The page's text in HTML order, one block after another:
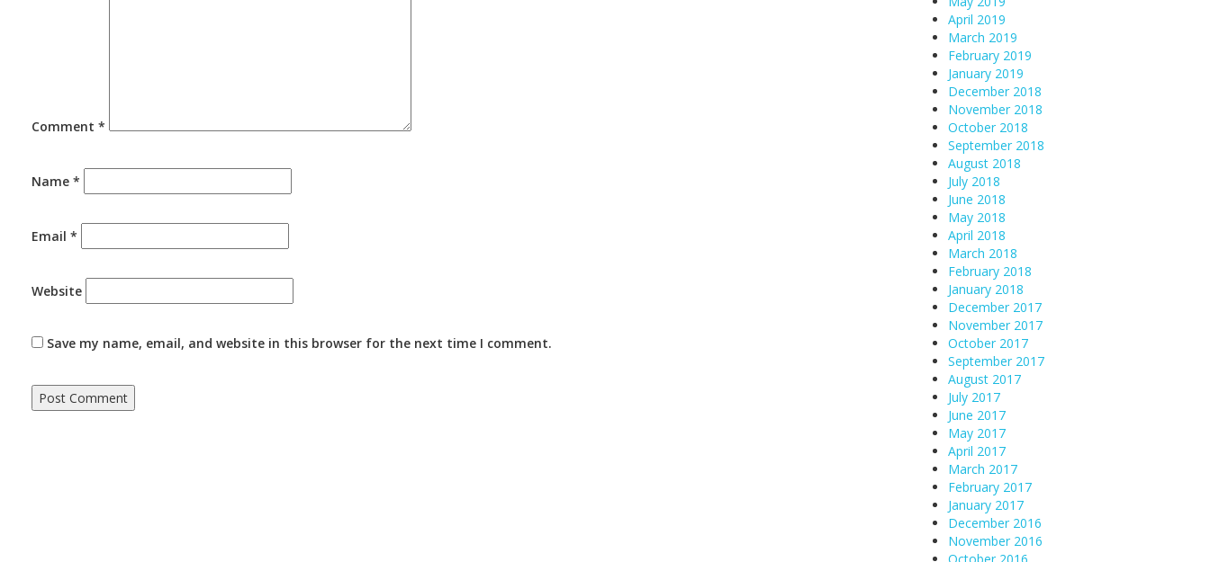
Comment *
Name *
Email *
Website
Save my name, email, and website in this browser for the next time I comment.
April 2019
March 2019
February 2019
January 2019
December 2018
November 2018
October 2018
September 2018
August 2018
July 2018
June 2018
May 2018
April 2018
March 2018
February 2018
January 2018
December 2017
November 2017
October 2017
September 2017
August 2017
July 2017
June 2017
May 2017
April 2017
March 2017
February 2017
January 2017
December 2016
November 2016